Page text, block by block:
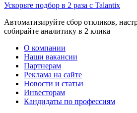
Ускорьте подбор в 2 раза с Talantix
Автоматизируйте сбор откликов,
собирайте аналитику в 2 клика
О компании
Наши вакансии
Партнерам
Реклама на сайте
Новости и статьи
Инвесторам
Кандидаты по профессиям